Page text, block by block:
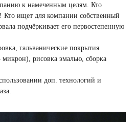
к намеченным целям. Кто
Кто ищет для компании собственный
подчёркивает его первостепенную
гальванические покрытия
рисовка эмалью, сборка
доп. технологий и